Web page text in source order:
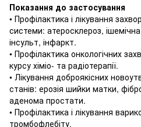
Показання до застосування
• Профілактика і лікування
системи: атеросклероз,
інсульт, інфаркт.
• Профілактика онкологічних
курсу хіміо- та радіотерапії.
• Лікування доброякісних
станів: ерозія шийки матки,
аденома простати.
• Профілактика і лікування
тромбофлебіту.